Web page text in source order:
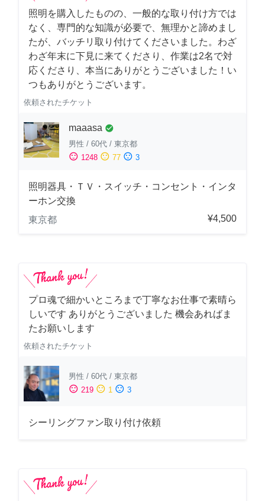
照明を購入したものの、一般的な取り付け方では
なく、専門的な知識が必要で、無理かと諦めまし
たが、バッチリ取り付けてくださいました。わざ
わざ年末に下見に来てくださり、作業は2名で対
応くださり、本当にありがとうございました！い
つもありがとうございます。
依頼されたチケット
maaasa check_circle
男性 / 60代 / 東京都
sentiment_satisfied 1248 sentiment_neutral 77 sentiment_dissatisfied 3
照明器具・ＴＶ・スイッチ・コンセント・インタ
ーホン交換
東京都
¥4,500
プロ魂で細かいところまで丁寧なお仕事で素晴ら
しいです ありがとうございました 機会あればま
たお願いします
依頼されたチケット
男性 / 60代 / 東京都
sentiment_satisfied 219 sentiment_neutral 1 sentiment_dissatisfied 3
シーリングファン取り付け依頼